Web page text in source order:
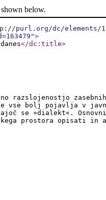
below.
purl.org/dc/elements/
">
</dc:title>
razslojenostjo
se vse bolj pojavlja v
se »dialekt«. Osnovni
prostora opisati